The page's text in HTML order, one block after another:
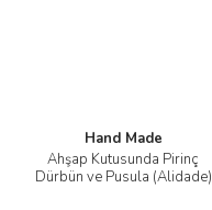
Hand Made
Ahşap Kutusunda Pirinç
Dürbün ve Pusula (Alidade)